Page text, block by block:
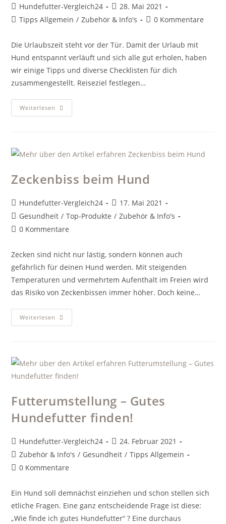
Beitrags-
Autor:
Hundefutter-Vergleich24
Beitrag
veröffentlicht:
28. Mai 2021
Beitrags-
Tipps Allgemein / Zubehör & Info's
Beitrags-
0 Kommentare
Die Urlaubszeit steht vor der Tür. Damit der Urlaub mit
Hund entspannt verläuft und sich alle gut erholen, haben
wir einige Tipps und diverse Checklisten für dich
zusammengestellt. Reiseziel festlegen…
Weiterlesen Urlaub
Mit
Zeckenbiss beim Hund
Beitrags-
Autor:
Hundefutter-Vergleich24
Beitrag
veröffentlicht:
17. Mai 2021
Beitrags-
Kategorie:
Gesundheit / Top-Produkte / Zubehör & Info's
Beitrags-
0 Kommentare
Zecken sind nicht nur lästig, sondern können auch
gefährlich für deinen Hund werden. Mit steigenden
Temperaturen und vermehrtem Aufenthalt im Freien wird
das Risiko von Zeckenbissen immer höher. Doch keine…
Weiterlesen Zeckenbiss
Beim
Futterumstellung – Gutes
Hundefutter finden!
Beitrags-
Autor:
Hundefutter-Vergleich24
Beitrag
veröffentlicht:
24. Februar 2021
Beitrags-
Kategorie:
Zubehör & Info's / Gesundheit / Tipps Allgemein
Beitrags-
0 Kommentare
Ein Hund soll demnächst einziehen und schon stellen sich
etliche Fragen. Eine ganz entscheidende Frage ist diese:
„Wie finde ich gutes Hundefutter“ ? Eine durchaus